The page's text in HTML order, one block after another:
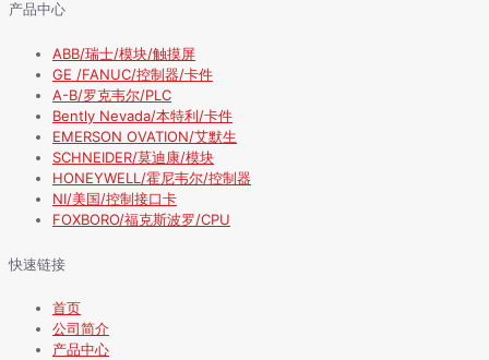
产品中心
ABB/瑞士/模块/触摸屏
GE /FANUC/控制器/卡件
A-B/罗克韦尔/PLC
Bently Nevada/本特利/卡件
EMERSON OVATION/艾默生
SCHNEIDER/莫迪康/模块
HONEYWELL/霍尼韦尔/控制器
NI/美国/控制接口卡
FOXBORO/福克斯波罗/CPU
快速链接
首页
公司简介
产品中心